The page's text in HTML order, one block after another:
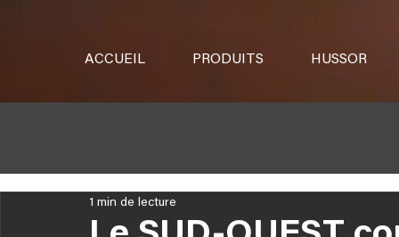
ACCUEIL PRODUITS HUSSOR
1 min de lecture